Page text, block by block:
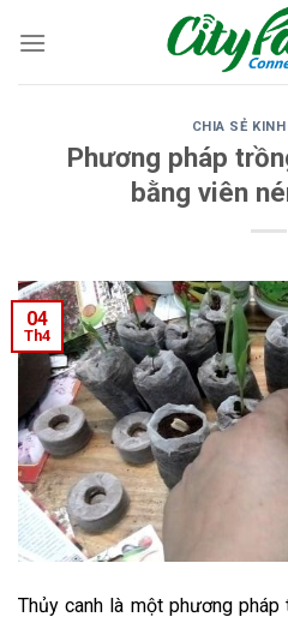
CHIA SẺ
Phương pháp
bằng viên
04
Th4
Thủy canh là một phương